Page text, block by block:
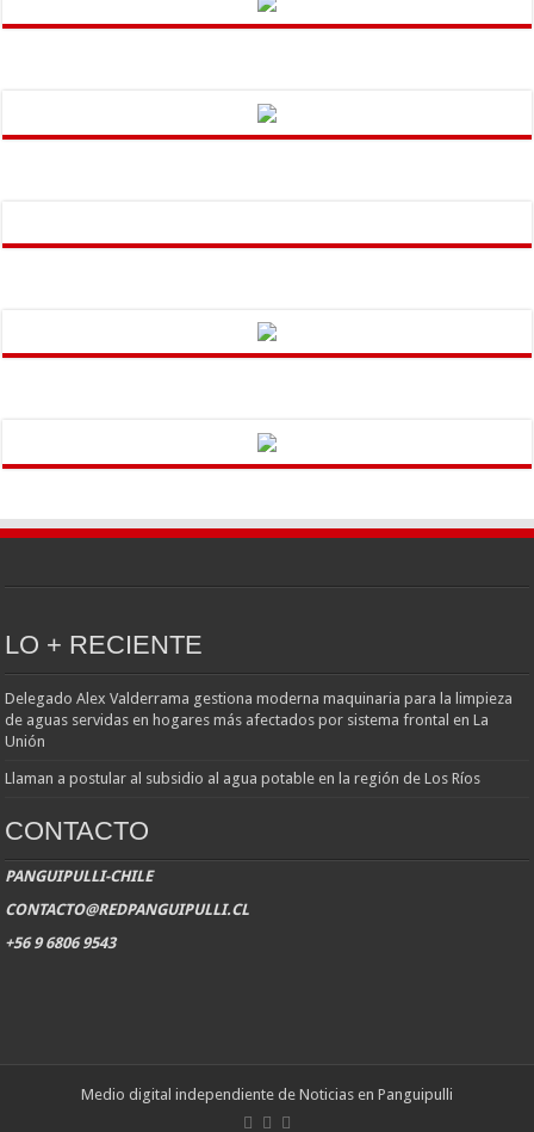
LO + RECIENTE
Delegado Alex Valderrama gestiona moderna maquinaria para la limpieza
de aguas servidas en hogares más afectados por sistema frontal en La
Unión
Llaman a postular al subsidio al agua potable en la región de Los Ríos
CONTACTO
PANGUIPULLI-CHILE
CONTACTO@REDPANGUIPULLI.CL
+56 9 6806 9543
Medio digital independiente de Noticias en Panguipulli